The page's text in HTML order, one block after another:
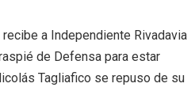
a Independiente Rivadavia
de Defensa para estar
Tagliafico se repuso de su